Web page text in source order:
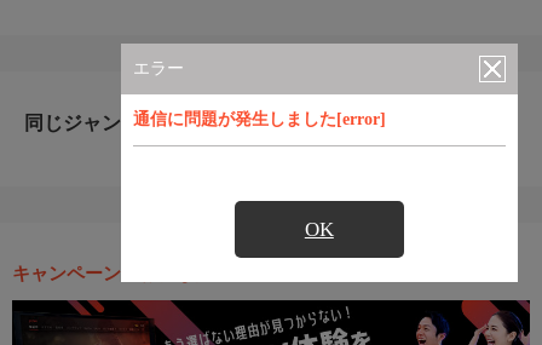
エラー
通信に問題が発生しました[error]
OK
同じジャンルのおすすめ番組
キャンペーン・お得な情報